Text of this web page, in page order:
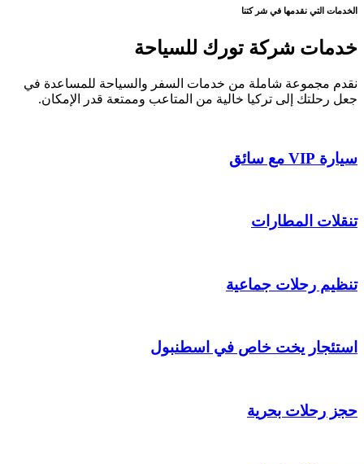
الخدمات التي نقدمها في شر كتنا
خدمات شركة تورك للسياحة
نقدم مجموعة شاملة من خدمات السفر والسياحة للمساعدة في
جعل رحلتك إلى تركيا خالية من المتاعب وممتعة قدر الإمكان.
سيارة VIP مع سائق
تنقلات المطارات
تنظيم رحلات جماعية
استئجار يخت خاص في اسطنبول
حجز رحلات بحرية